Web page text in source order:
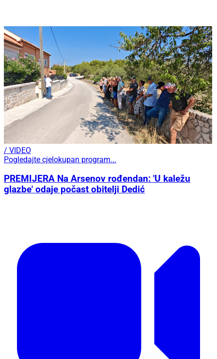
/ VIDEO
Pogledajte cjelokupan program...
PREMIJERA Na Arsenov rođendan: 'U kaležu
glazbe' odaje počast obitelji Dedić